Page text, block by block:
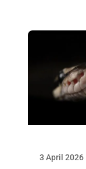
3 April 2026